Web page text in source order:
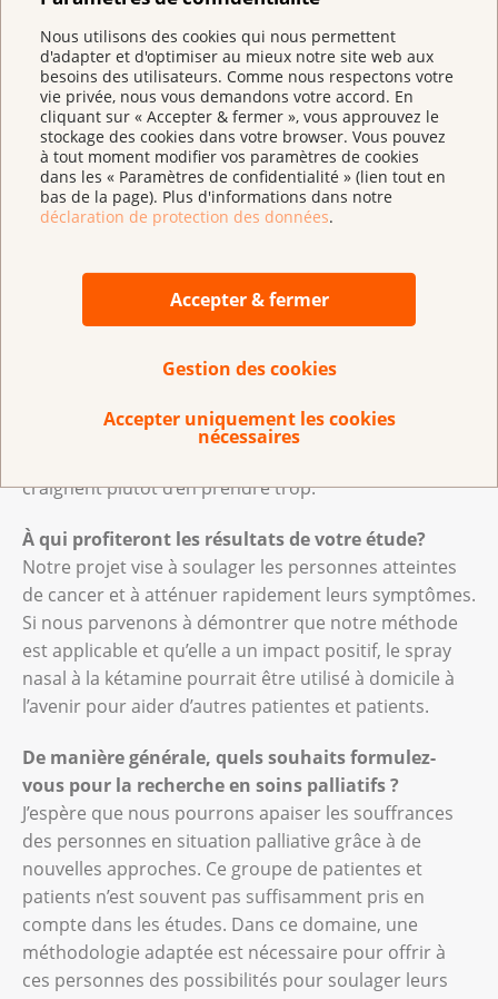
Nous utilisons des cookies qui nous permettent
d'adapter et d'optimiser au mieux notre site web aux
besoins des utilisateurs. Comme nous respectons votre
vie privée, nous vous demandons votre accord. En
cliquant sur « Accepter & fermer », vous approuvez le
stockage des cookies dans votre browser. Vous pouvez
à tout moment modifier vos paramètres de cookies
dans les « Paramètres de confidentialité » (lien tout en
bas de la page). Plus d'informations dans notre
déclaration de protection des données.
Accepter & fermer
Gestion des cookies
Accepter uniquement les cookies
nécessaires
médicaments destinés à combattre des symptômes
et nous n’y recourons que dans ce but. Dans notre
projet, nous utilisons une substance bien connue – la
kétamine – dans un nouveau contexte et une
posologie plus faible; en anglais, on parle de drug
repurposing.
- nière contrôlée. Sur la période considérée, nous ne
voyons pas de potentiel de dépendance. Comme
prise sont strictement documentés, de sorte qu’un
donc pas. Nos patientes et patients ont tendance à
craignent plutôt d’en prendre trop.
À qui profiteront les résultats de votre étude?
Notre projet vise à soulager les personnes atteintes
de cancer et à atténuer rapidement leurs symptômes.
Si nous parvenons à démontrer que notre méthode
est applicable et qu’elle a un impact positif, le spray
nasal à la kétamine pourrait être utilisé à domicile à
l’avenir pour aider d’autres patientes et patients.
De manière générale, quels souhaits formulez-
vous pour la recherche en soins palliatifs ?
J’espère que nous pourrons apaiser les souffrances
des personnes en situation palliative grâce à de
nouvelles approches. Ce groupe de patientes et
patients n’est souvent pas suffisamment pris en
compte dans les études. Dans ce domaine, une
méthodologie adaptée est nécessaire pour offrir à
ces personnes des possibilités pour soulager leurs